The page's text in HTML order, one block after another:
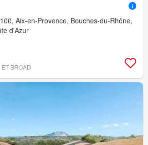
Aix-en-Provence, Bouches-du-Rhône,
d'Azur
BROAD